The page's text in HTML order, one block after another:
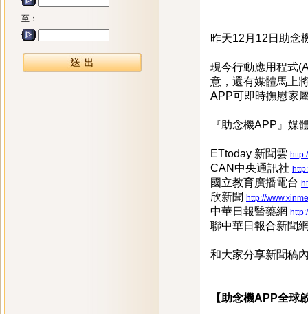
至：
昨天12月12日助念
現今行動應用程式
意，還有媒體馬上
APP可即時撫慰家
『助念機APP』媒
ETtoday 新聞雲
CAN中央通訊社
國立教育廣播電台
欣新聞 http://
中華日報醫藥網
聯中華日報合新聞
和大家分享新聞稿
【助念機APP全球